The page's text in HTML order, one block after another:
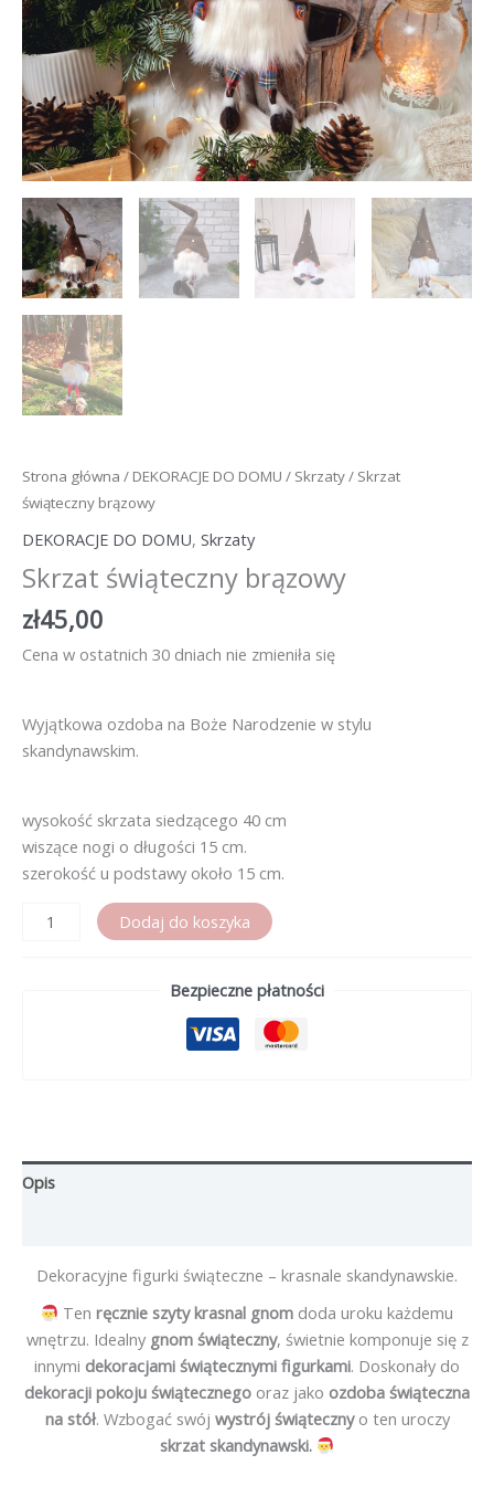
Strona główna / DEKORACJE DO DOMU / Skrzaty/ Skrzat
świąteczny brązowy
DEKORACJE DO DOMU, Skrzaty
Skrzat świąteczny brązowy
zł45,00
Cena w ostatnich 30 dniach nie zmieniła się
Wyjątkowa ozdoba na Boże Narodzenie w stylu
skandynawskim.
wysokość skrzata siedzącego 40 cm
wiszące nogi o długości 15 cm.
szerokość u podstawy około 15 cm.
ilość
Dodaj do koszyka
Bezpieczne płatności
Opis
Dekoracyjne figurki świąteczne – krasnale skandynawskie.
Tenręcznie szyty krasnal gnom doda uroku każdemu
wnętrzu. Idealny gnom świąteczny, świetnie komponuje się z
innymi dekoracjami świątecznymi figurkami. Doskonały do
dekoracji pokoju świątecznego oraz jako ozdoba świąteczna
na stół. Wzbogać swój wystrój świąteczny o ten uroczy
skrzat skandynawski.